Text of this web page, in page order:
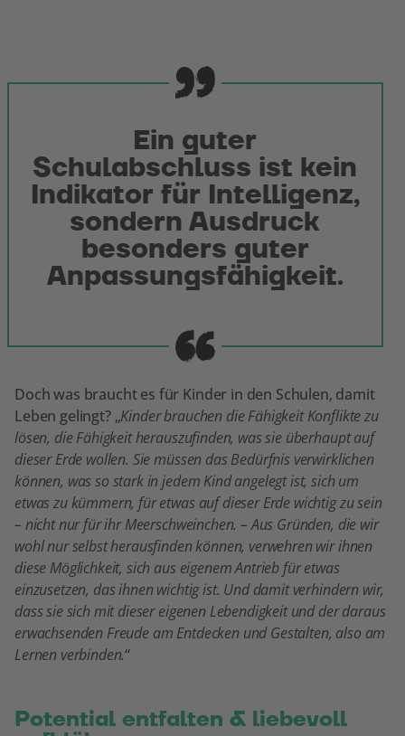
Ein guter
Schulabschluss ist kein
Indikator für Intelligenz,
sondern Ausdruck
besonders guter
Anpassungsfähigkeit.
Doch was braucht es für Kinder in den Schulen, damit
Leben gelingt? „Kinder brauchen die Fähigkeit Konflikte zu
lösen, die Fähigkeit herauszufinden, was sie überhaupt auf
dieser Erde wollen. Sie müssen das Bedürfnis verwirklichen
können, was so stark in jedem Kind angelegt ist, sich um
etwas zu kümmern, für etwas auf dieser Erde wichtig zu sein
– nicht nur für ihr Meerschweinchen. – Aus Gründen, die wir
wohl nur selbst herausfinden können, verwehren wir ihnen
diese Möglichkeit, sich aus eigenem Antrieb für etwas
einzusetzen, das ihnen wichtig ist. Und damit verhindern wir,
dass sie sich mit dieser eigenen Lebendigkeit und der daraus
erwachsenden Freude am Entdecken und Gestalten, also am
Lernen verbinden.“
Potential entfalten & liebevoll